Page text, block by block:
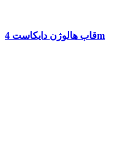
قاب هالوژن دایکاست 4m